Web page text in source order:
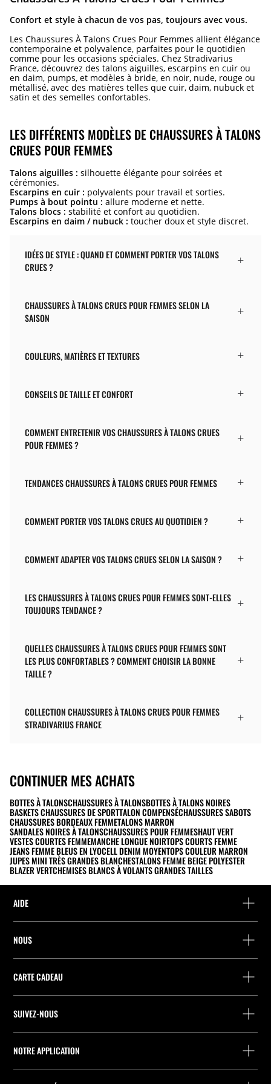
Confort et style à chacun de vos pas, toujours avec vous.
Les Chaussures À Talons Crues Pour Femmes allient élégance
contemporaine et polyvalence, parfaites pour le quotidien
comme pour les occasions spéciales. Chez Stradivarius
France, découvrez des talons aiguilles, escarpins en cuir ou
en daim, pumps, et modèles à bride, en noir, nude, rouge ou
métallisé, avec des matières telles que cuir, daim, nubuck et
satin et des semelles confortables.
LES DIFFÉRENTS MODÈLES DE CHAUSSURES À TALONS
CRUES POUR FEMMES
Talons aiguilles : silhouette élégante pour soirées et
cérémonies.
Escarpins en cuir : polyvalents pour travail et sorties.
Pumps à bout pointu : allure moderne et nette.
Talons blocs : stabilité et confort au quotidien.
Escarpins en daim / nubuck : toucher doux et style discret.
IDÉES DE STYLE : QUAND ET COMMENT PORTER VOS TALONS
CRUES ?
CHAUSSURES À TALONS CRUES POUR FEMMES SELON LA
SAISON
COULEURS, MATIÈRES ET TEXTURES
CONSEILS DE TAILLE ET CONFORT
COMMENT ENTRETENIR VOS CHAUSSURES À TALONS CRUES
POUR FEMMES ?
TENDANCES CHAUSSURES À TALONS CRUES POUR FEMMES
COMMENT PORTER VOS TALONS CRUES AU QUOTIDIEN ?
COMMENT ADAPTER VOS TALONS CRUES SELON LA SAISON ?
LES CHAUSSURES À TALONS CRUES POUR FEMMES SONT-ELLES
TOUJOURS TENDANCE ?
QUELLES CHAUSSURES À TALONS CRUES POUR FEMMES SONT
LES PLUS CONFORTABLES ? COMMENT CHOISIR LA BONNE
TAILLE ?
COLLECTION CHAUSSURES À TALONS CRUES POUR FEMMES
STRADIVARIUS FRANCE
CONTINUER MES ACHATS
BOTTES À TALONSCHAUSSURES À TALONSBOTTES À TALONS NOIRES
BASKETS CHAUSSURES DE SPORTTALON COMPENSÉCHAUSSURES SABOTS
CHAUSSURES BORDEAUX FEMMETALONS MARRON
SANDALES NOIRES À TALONSCHAUSSURES POUR FEMMESHAUT VERT
VESTES COURTES FEMMEMANCHE LONGUE NOIRTOPS COURTS FEMME
JEANS FEMME BLEUS EN LYOCELL DENIM MOYENTOPS COULEUR MARRON
JUPES MINI TRÈS GRANDES BLANCHESTALONS FEMME BEIGE POLYESTER
BLAZER VERTCHEMISES BLANCS À VOLANTS GRANDES TAILLES
AIDE
Localisez votre commande
Recherche de points relais
Préférences de cookies
Qualités et caractéristiques environnementales des produits
NOUS
Entreprise
Company Profile
CARTE CADEAU
Achat de Carte Cadeau
SUIVEZ-NOUS
NOTRE APPLICATION